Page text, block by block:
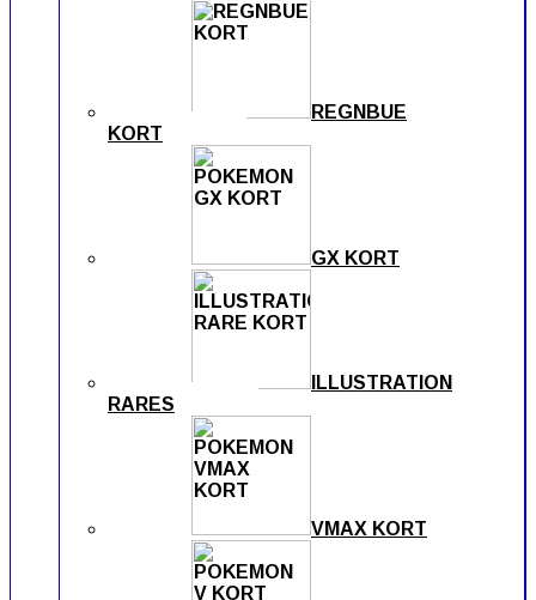
REGNBUE
KORT
GX KORT
ILLUSTRATION
RARES
VMAX KORT